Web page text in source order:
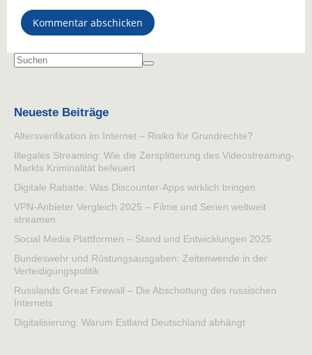
Neueste Beiträge
Altersverifikation im Internet – Risiko für Grundrechte?
Illegales Streaming: Wie die Zersplitterung des Videostreaming-
Markts Kriminalität befeuert
Digitale Rabatte: Was Discounter-Apps wirklich bringen
VPN-Anbieter Vergleich 2025 – Filme und Serien weltweit
streamen
Social Media Plattformen – Stand und Entwicklungen 2025
Bundeswehr und Rüstungsausgaben: Zeitenwende in der
Verteidigungspolitik
Russlands Great Firewall – Die Abschottung des russischen
Internets
Digitalisierung: Warum Estland Deutschland abhängt